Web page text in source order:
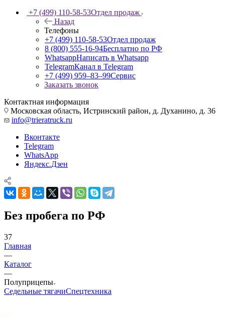
+7 (499) 110-58-53Отдел продаж
Назад
Телефоны
+7 (499) 110-58-53Отдел продаж
8 (800) 555-16-94Бесплатно по РФ
WhatsappНаписать в Whatsapp
TelegramКанал в Telegram
+7 (499) 959‒83‒99Сервис
Заказать звонок
Контактная информация
Московская область, Истринский район, д. Духанино, д. 36
info@trieratruck.ru
Вконтакте
Telegram
WhatsApp
Яндекс.Дзен
Без пробега по РФ
37
Главная
—
Каталог
—
Полуприцепы
Седельные тягачиСпецтехника